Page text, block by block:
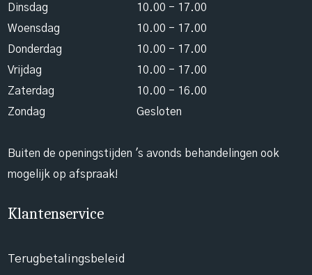
Dinsdag
10.00 - 17.00
Woensdag
10.00 - 17.00
Donderdag
10.00 - 17.00
Vrijdag
10.00 - 17.00
Zaterdag
10.00 - 16.00
Zondag
Gesloten
Buiten de openingstijden 's avonds behandelingen ook
mogelijk op afspraak!
Klantenservice
Terugbetalingsbeleid